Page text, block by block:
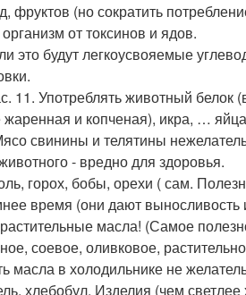
фруктов (но сократить
от токсинов и ядов.
это будут легкоусвояемые
11. Употреблять животный белок
и копченая), икра, …
свинины и телятины
- вредно для здоровья.
горох, бобы, орехи ( сам.
время (они дают выносливость
масла! (Самое
соевое, оливковое,
масла в холодильнике не
хлебобул. Изделия (чем